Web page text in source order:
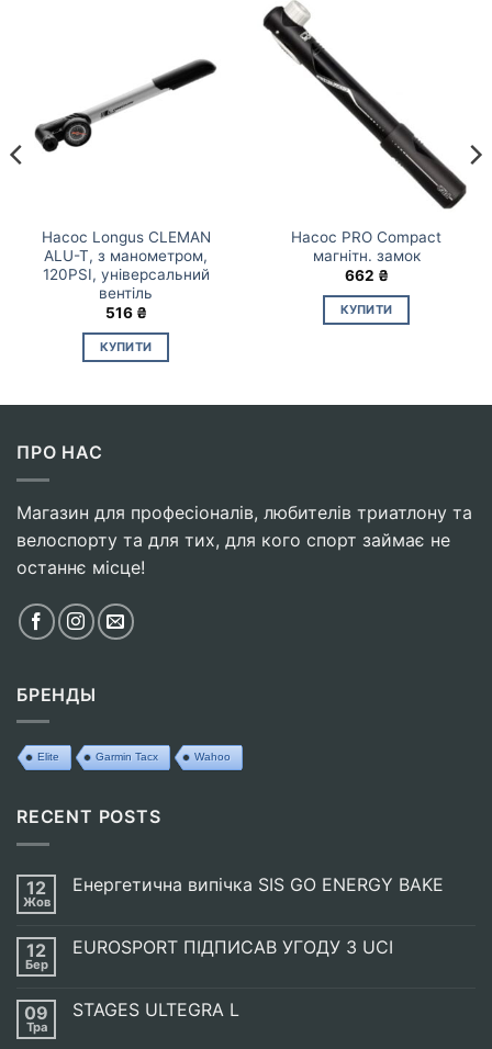
Насос Longus CLEMAN
ALU-T, з манометром,
120PSI, універсальний
вентіль
516 ₴
КУПИТИ
Насос PRO Compact
магнітн. замок
662 ₴
КУПИТИ
ПРО НАС
Магазин для професіоналів, любителів триатлону та
велоспорту та для тих, для кого спорт займає не
останнє місце!
БРЕНДЫ
Elite Garmin Tacx Wahoo
RECENT POSTS
12
Жов
Енергетична випічка SIS GO ENERGY BAKE
Енергетична
ENERGY
BAKE
12
Бер
EUROSPORT ПІДПИСАВ УГОДУ З UCI
EUROSPORT
09
Тра
STAGES ULTEGRA L